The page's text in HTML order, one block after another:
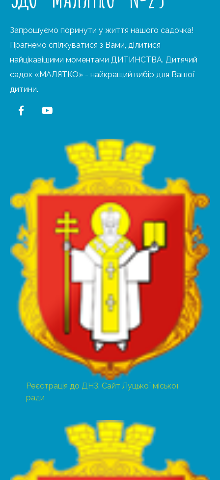
Запрошуємо поринути у життя нашого садочка!
Прагнемо спілкуватися з Вами, ділитися
найцікавішими моментами ДИТИНСТВА. Дитячий
садок «МАЛЯТКО» - найкращий вибір для Вашої
дитини.
Реєстрація до ДНЗ. Сайт Луцької міської
ради